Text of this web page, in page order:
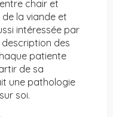
chair et
la viande et
intéressée par
description des
patiente
de sa
une pathologie
soi.